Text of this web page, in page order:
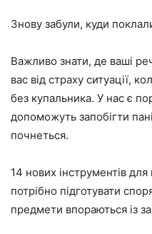
Знову забули, куди
Важливо знати, де ваші
вас від страху ситуації,
без купальника. У нас є
допоможуть запобігти
почнеться.
14 нових інструментів
потрібно підготувати
предмети впораються із